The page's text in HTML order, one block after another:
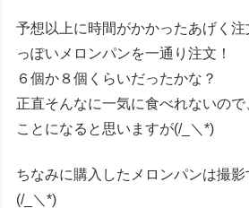
予想以上に時間がかかったあげく
っぽいメロンパンを一通り注文！
６個か８個くらいだったかな？
正直そんなに一気に食べれないの
ことになると思いますが(/_＼*)
ちなみに購入したメロンパンは撮
(/_＼*)